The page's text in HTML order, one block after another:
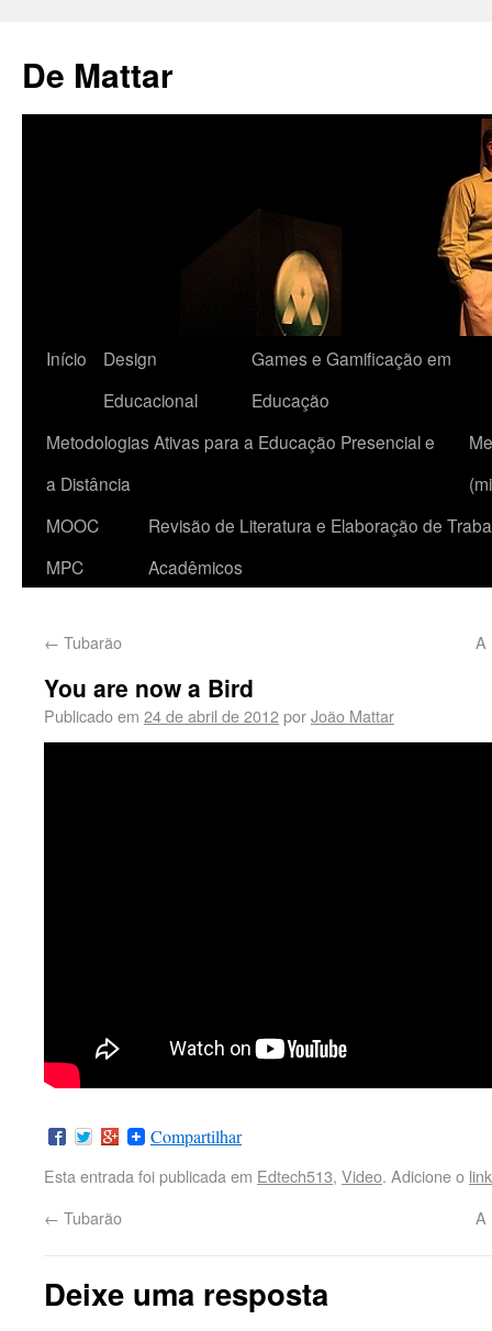
De Mattar
Início
Design
Educacional
Games e Gamificação em
Educação
Metodologias Ativas para a Educação Presencial e
a Distância
MOOC
MPC
Revisão de Literatura e Elaboração de
Acadêmicos
← Tubarão A
You are now a Bird
Publicado em 24 de abril de 2012porJoão Mattar
Compartilhar
Esta entrada foi publicada em Edtech513, Video. Adicione o
← Tubarão A
Deixe uma resposta